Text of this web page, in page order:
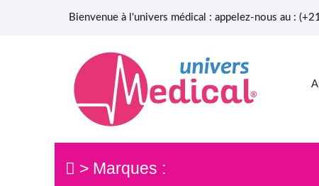
Bienvenue à l'univers médical : appelez-nous au :
> Marques :